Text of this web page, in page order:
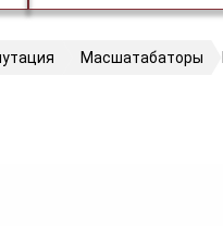
Масшатабаторы